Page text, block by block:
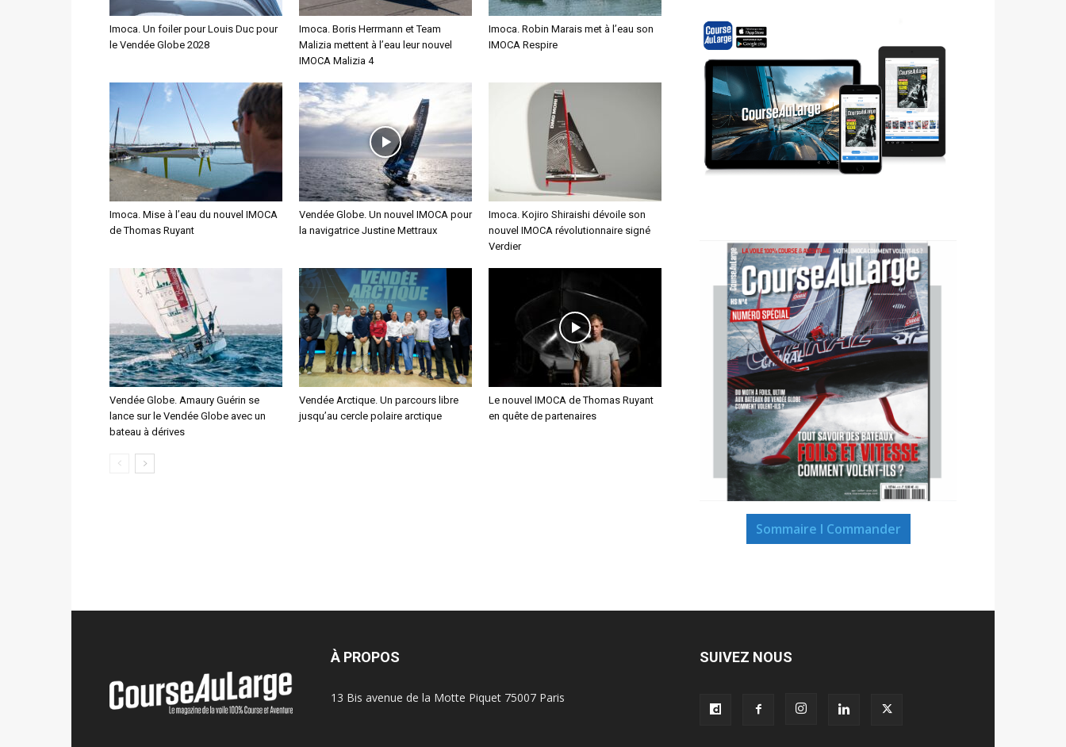
Imoca. Un foiler pour Louis Duc pour
le Vendée Globe 2028
Imoca. Boris Herrmann et Team
Malizia mettent à l’eau leur nouvel
IMOCA Malizia 4
Imoca. Robin Marais met à l’eau son
IMOCA Respire
Imoca. Mise à l’eau du nouvel IMOCA
de Thomas Ruyant
Vendée Globe. Un nouvel IMOCA pour
la navigatrice Justine Mettraux
Imoca. Kojiro Shiraishi dévoile son
nouvel IMOCA révolutionnaire signé
Verdier
Vendée Globe. Amaury Guérin se
lance sur le Vendée Globe avec un
bateau à dérives
Vendée Arctique. Un parcours libre
jusqu’au cercle polaire arctique
Le nouvel IMOCA de Thomas Ruyant
en quête de partenaires
Sommaire I Commander
À PROPOS
13 Bis avenue de la Motte Piquet 75007 Paris
SUIVEZ NOUS